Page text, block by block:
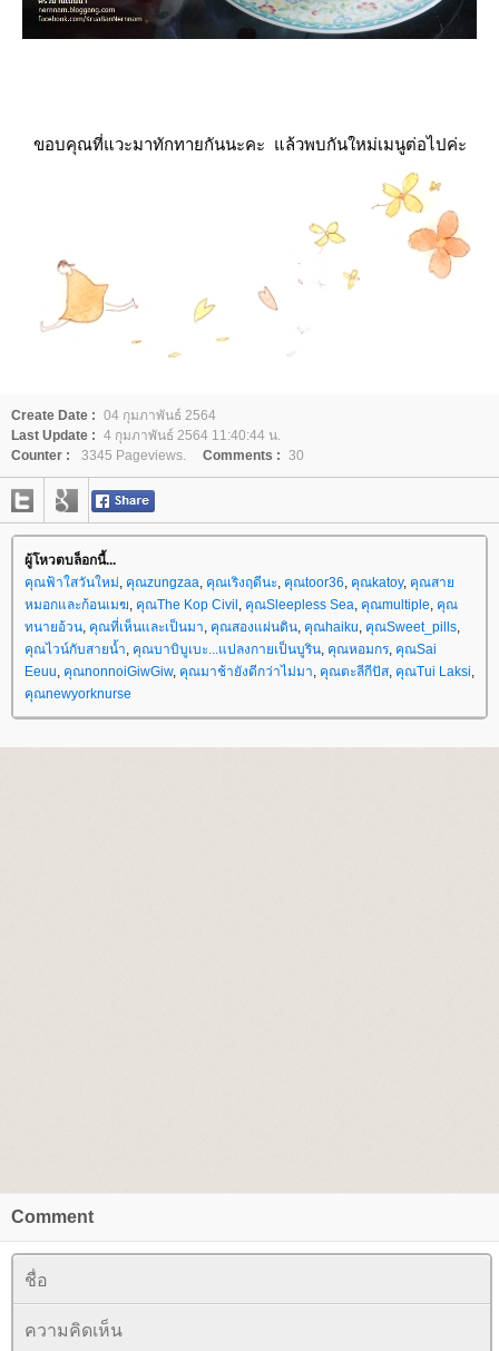
ขอบคุณที่แวะมาทักทายกันนะคะ แล้วพบกันใหม่เมนูต่อไปค่ะ
Create Date : 04 กุมภาพันธ์ 2564
Last Update : 4 กุมภาพันธ์ 2564 11:40:44 น.
Counter :
3345 Pageviews. Comments : 30
ผู้โหวตบล็อกนี้...
คุณฟ้าใสวันใหม่, คุณzungzaa, คุณเริงฤดีนะ, คุณtoor36, คุณkatoy, คุณสา
หมอกและก้อนเมฆ, คุณThe Kop Civil, คุณSleepless Sea, คุณmultiple, คุณ
ทนายอ้วน, คุณที่เห็นและเป็นมา, คุณสองแผ่นดิน, คุณhaiku, คุณSweet_pills,
คุณไวน์กับสายน้ำ, คุณบาบิบูเบะ...แปลงกายเป็นบูริน, คุณหอมกร, คุณSai
Eeuu, คุณnonnoiGiwGiw, คุณมาช้ายังดีกว่าไม่มา, คุณตะลีกีปัส, คุณTui Laksi,
คุณnewyorknurse
Comment